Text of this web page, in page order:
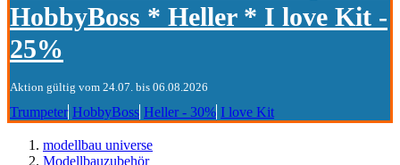
HobbyBoss * Heller * I love Kit -
25%
Aktion gültig vom 24.07. bis 06.08.2026
Trumpeter HobbyBoss Heller - 30% I love Kit
modellbau universe
Modellbauzubehör